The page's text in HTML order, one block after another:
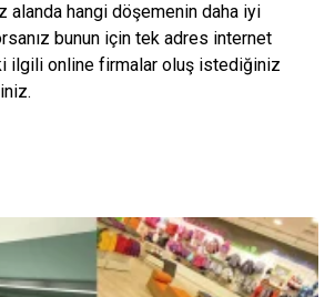
alanda hangi döşemenin daha iyi
bunun için tek adres internet
ilgili online firmalar oluş istediğiniz